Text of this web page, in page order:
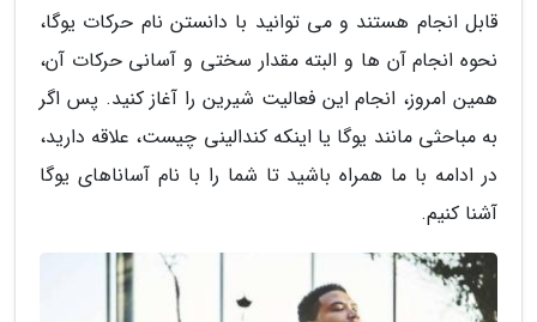
قابل انجام هستند و می توانید با دانستن نام حرکات یوگا،
نحوه انجام آن ها و البته مقدار سختی و آسانی حرکات آن،
همین امروز، انجام این فعالیت شیرین را آغاز کنید. پس اگر
به مباحثی مانند یوگا یا اینکه کندالینی چیست، علاقه دارید،
در ادامه با ما همراه باشید تا شما را با نام آساناهای یوگا
آشنا کنیم.